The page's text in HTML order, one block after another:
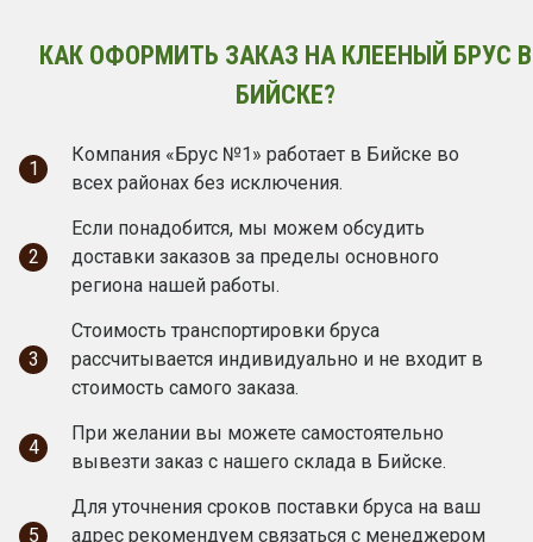
КАК ОФОРМИТЬ ЗАКАЗ НА КЛЕЕНЫЙ БРУС В
БИЙСКЕ?
1
Компания «Брус №1» работает в Бийске во
всех районах без исключения.
2
Если понадобится, мы можем обсудить
доставки заказов за пределы основного
региона нашей работы.
3
Стоимость транспортировки бруса
рассчитывается индивидуально и не входит в
стоимость самого заказа.
4
При желании вы можете самостоятельно
вывезти заказ с нашего склада в Бийске.
5
Для уточнения сроков поставки бруса на ваш
адрес рекомендуем связаться с менеджером